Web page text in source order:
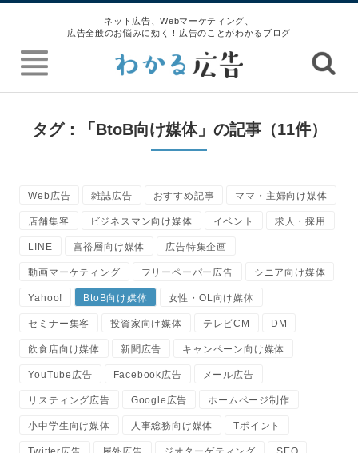
ネット広告、Webマーケティング、
広告全般のお悩みに効く！広告のことがわかるブログ
タグ：「BtoB向け媒体」の記事（11件）
Web広告 雑誌広告 おすすめ記事 ママ・主婦向け媒体
店舗集客 ビジネスマン向け媒体 イベント 求人・採用
LINE 富裕層向け媒体 広告特集企画
動画マーケティング フリーペーパー広告 シニア向け媒体
Yahoo! BtoB向け媒体 女性・OL向け媒体
セミナー集客 投資家向け媒体 テレビCM DM
飲食店向け媒体 新聞広告 キャンペーン向け媒体
YouTube広告 Facebook広告 メール広告
リスティング広告 Google広告 ホームページ制作
小中学生向け媒体 人事総務向け媒体 Tポイント